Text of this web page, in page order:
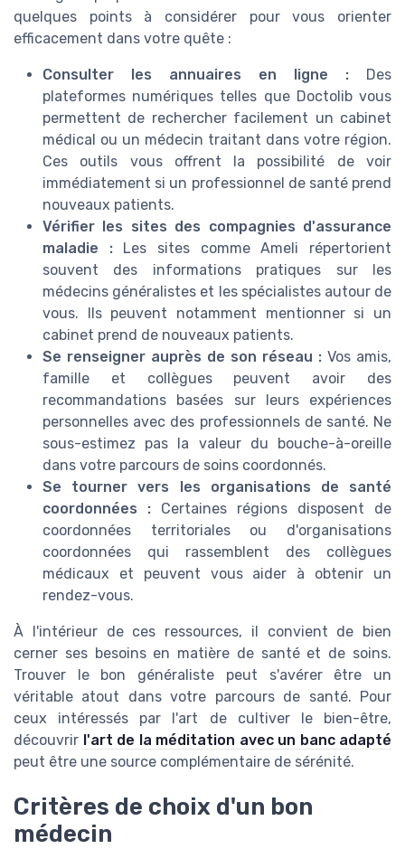
quelques points à considérer pour vous orienter
efficacement dans votre quête :
Consulter les annuaires en ligne : Des
plateformes numériques telles que Doctolib vous
permettent de rechercher facilement un cabinet
médical ou un médecin traitant dans votre région.
Ces outils vous offrent la possibilité de voir
immédiatement si un professionnel de santé prend
nouveaux patients.
Vérifier les sites des compagnies d'assurance
maladie :Les sites comme Ameli répertorient
souvent des informations pratiques sur les
médecins généralistes et les spécialistes autour de
vous. Ils peuvent notamment mentionner si un
cabinet prend de nouveaux patients.
Se renseigner auprès de son réseau : Vos amis,
famille et collègues peuvent avoir des
recommandations basées sur leurs expériences
personnelles avec des professionnels de santé. Ne
sous-estimez pas la valeur du bouche-à-oreille
dans votre parcours de soins coordonnés.
Se tourner vers les organisations de santé
coordonnées : Certaines régions disposent de
coordonnées territoriales ou d'organisations
coordonnées qui rassemblent des collègues
médicaux et peuvent vous aider à obtenir un
rendez-vous.
À l'intérieur de ces ressources, il convient de bien
cerner ses besoins en matière de santé et de soins.
Trouver le bon généraliste peut s'avérer être un
véritable atout dans votre parcours de santé. Pour
ceux intéressés par l'art de cultiver le bien-être,
découvrir l'art de la méditation avec un banc adapté
peut être une source complémentaire de sérénité.
Critères de choix d'un bon
médecin